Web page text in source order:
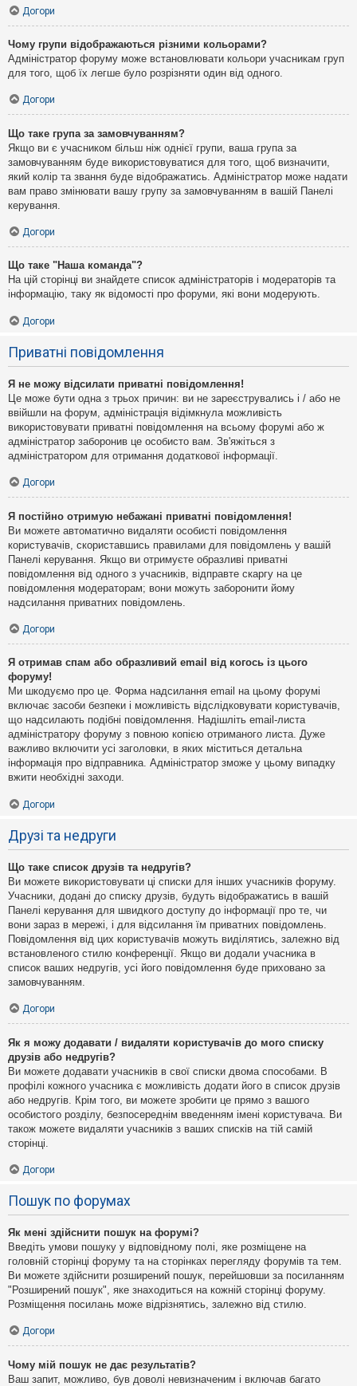
Догори
Чому групи відображаються різними кольорами?
Адміністратор форуму може встановлювати кольори учасникам груп
для того, щоб їх легше було розрізняти один від одного.
Догори
Що таке група за замовчуванням?
Якщо ви є учасником більш ніж однієї групи, ваша група за
замовчуванням буде використовуватися для того, щоб визначити,
який колір та звання буде відображатись. Адміністратор може надати
вам право змінювати вашу групу за замовчуванням в вашій Панелі
керування.
Догори
Що таке "Наша команда"?
На цій сторінці ви знайдете список адміністраторів і модераторів та
інформацію, таку як відомості про форуми, які вони модерують.
Догори
Приватні повідомлення
Я не можу відсилати приватні повідомлення!
Це може бути одна з трьох причин: ви не зареєструвались і / або не
ввійшли на форум, адміністрація відімкнула можливість
використовувати приватні повідомлення на всьому форумі або ж
адміністратор заборонив це особисто вам. Зв'яжіться з
адміністратором для отримання додаткової інформації.
Догори
Я постійно отримую небажані приватні повідомлення!
Ви можете автоматично видаляти особисті повідомлення
користувачів, скориставшись правилами для повідомлень у вашій
Панелі керування. Якщо ви отримуєте образливі приватні
повідомлення від одного з учасників, відправте скаргу на це
повідомлення модераторам; вони можуть заборонити йому
надсилання приватних повідомлень.
Догори
Я отримав спам або образливий email від когось із цього
форуму!
Ми шкодуємо про це. Форма надсилання email на цьому форумі
включає засоби безпеки і можливість відслідковувати користувачів,
що надсилають подібні повідомлення. Надішліть email-листа
адміністратору форуму з повною копією отриманого листа. Дуже
важливо включити усі заголовки, в яких міститься детальна
інформація про відправника. Адміністратор зможе у цьому випадку
вжити необхідні заходи.
Догори
Друзі та недруги
Що таке список друзів та недругів?
Ви можете використовувати ці списки для інших учасників форуму.
Учасники, додані до списку друзів, будуть відображатись в вашій
Панелі керування для швидкого доступу до інформації про те, чи
вони зараз в мережі, і для відсилання їм приватних повідомлень.
Повідомлення від цих користувачів можуть виділятись, залежно від
встановленого стилю конференції. Якщо ви додали учасника в
список ваших недругів, усі його повідомлення буде приховано за
замовчуванням.
Догори
Як я можу додавати / видаляти користувачів до мого списку
друзів або недругів?
Ви можете додавати учасників в свої списки двома способами. В
профілі кожного учасника є можливість додати його в список друзів
або недругів. Крім того, ви можете зробити це прямо з вашого
особистого розділу, безпосереднім введенням імені користувача. Ви
також можете видаляти учасників з ваших списків на тій самій
сторінці.
Догори
Пошук по форумах
Як мені здійснити пошук на форумі?
Введіть умови пошуку у відповідному полі, яке розміщене на
головній сторінці форуму та на сторінках перегляду форумів та тем.
Ви можете здійснити розширений пошук, перейшовши за посиланням
"Розширений пошук", яке знаходиться на кожній сторінці форуму.
Розміщення посилань може відрізнятись, залежно від стилю.
Догори
Чому мій пошук не дає результатів?
Ваш запит, можливо, був доволі невизначеним і включав багато